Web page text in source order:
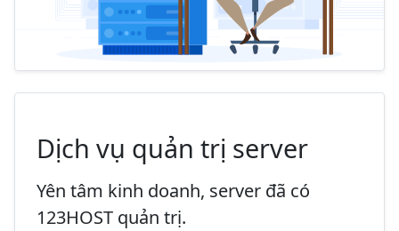
Dịch vụ quản trị server
Yên tâm kinh doanh, server đã có
123HOST quản trị.